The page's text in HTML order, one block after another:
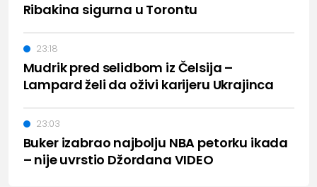
Ribakina sigurna u Torontu
Mudrik pred selidbom iz Čelsija –
Lampard želi da oživi karijeru Ukrajinca
23:18
Buker izabrao najbolju NBA petorku ikada
– nije uvrstio Džordana VIDEO
23:03